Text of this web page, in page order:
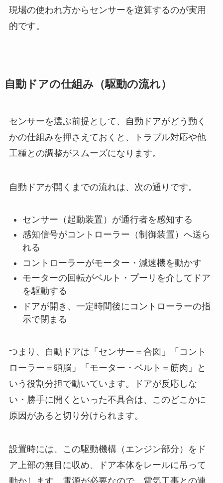
現場の使われ方からセンサーを逆算するのが実用
的です。
自動ドアの仕組み（駆動の流れ）
センサーを選ぶ前提として、自動ドアがどう動く
かの仕組みを押さえておくと、トラブル対応や他
工種との調整がスムーズになります。
自動ドアが開くまでの流れは、次の通りです。
センサー（起動装置）が通行者を感知する
感知信号がコントローラー（制御装置）へ送ら
れる
コントローラーがモーター・減速機を動かす
モーターの回転がベルト・プーリを介してドア
を駆動する
ドアが開き、一定時間後にコントローラーの指
示で閉まる
つまり、自動ドアは「センサー＝合図」「コント
ローラー＝頭脳」「モーター・ベルト＝筋肉」と
いう役割分担で動いています。ドアが反応しな
い・勝手に開くといった不具合は、このどこかに
原因があると切り分けられます。
設置時には、この駆動機構（エンジン部分）をド
ア上部の無目に収め、ドア本体をレールに吊って